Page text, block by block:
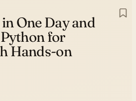
One Day and
Python for
Hands-on